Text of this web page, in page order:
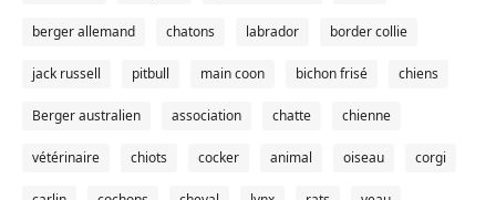
berger allemand chatons labrador border collie
jack russell pitbull main coon bichon frisé chiens
Berger australien association chatte chienne
vétérinaire chiots cocker animal oiseau corgi